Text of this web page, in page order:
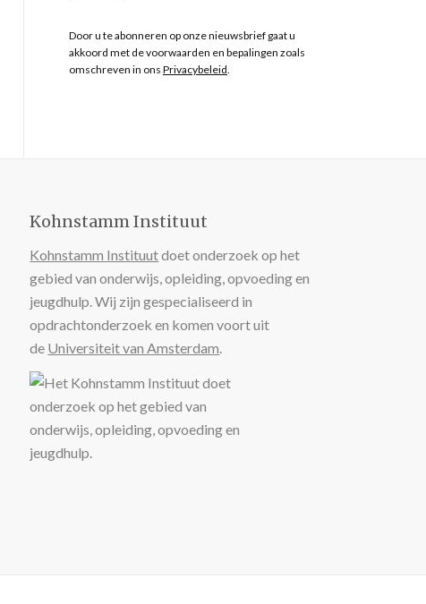
Door u te abonneren op onze nieuwsbrief gaat u
akkoord met de voorwaarden en bepalingen zoals
omschreven in ons Privacybeleid
Kohnstamm Instituut
Kohnstamm Instituutdoet onderzoek op het
gebied van onderwijs, opleiding, opvoeding en
jeugdhulp. Wij zijn gespecialiseerd in
opdrachtonderzoek en komen voort uit
de Universiteit van Amsterdam